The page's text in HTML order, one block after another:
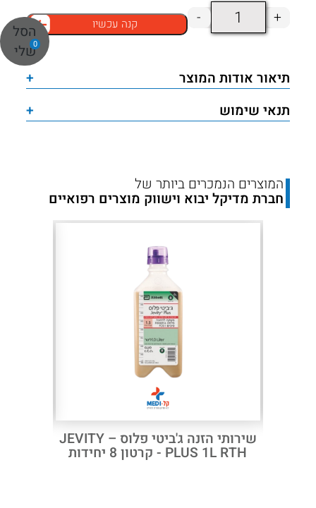
0
הסל
שלי
+ כמות
של
הזנה
רפואית
PERATIVE
תזונה
קלינית
לפצעים
- קנה עכשיו
תיאור אודות המוצר
+
תנאי שימוש
+
המוצרים הנמכרים ביותר של
חברת מדיקל יבוא וישווק מוצרים רפואיים
שירותי הזנה ג'ביטי פלוס – JEVITY
PLUS 1L RTH - קרטון 8 יחידות